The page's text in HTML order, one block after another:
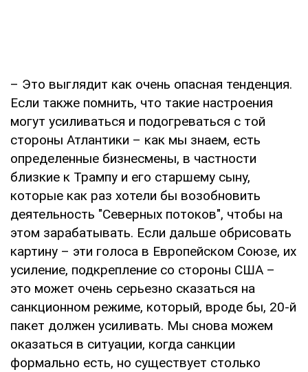
– Это выглядит как очень опасная тенденция.
Если также помнить, что такие настроения
могут усиливаться и подогреваться с той
стороны Атлантики – как мы знаем, есть
определенные бизнесмены, в частности
близкие к Трампу и его старшему сыну,
которые как раз хотели бы возобновить
деятельность "Северных потоков", чтобы на
этом зарабатывать. Если дальше обрисовать
картину – эти голоса в Европейском Союзе, их
усиление, подкрепление со стороны США –
это может очень серьезно сказаться на
санкционном режиме, который, вроде бы, 20-й
пакет должен усиливать. Мы снова можем
оказаться в ситуации, когда санкции
формально есть, но существует столько